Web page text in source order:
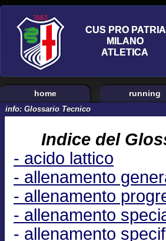
home running
info: Glossario Tecnico
Indice del
- acido lattico
- allenamento
- allenamento
- allenamento
- allenamento